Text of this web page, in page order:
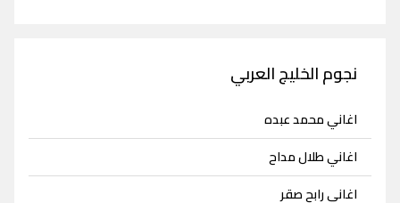
نجوم الخليج العربي
اغاني محمد عبده
اغاني طلال مداح
اغاني رابح صقر